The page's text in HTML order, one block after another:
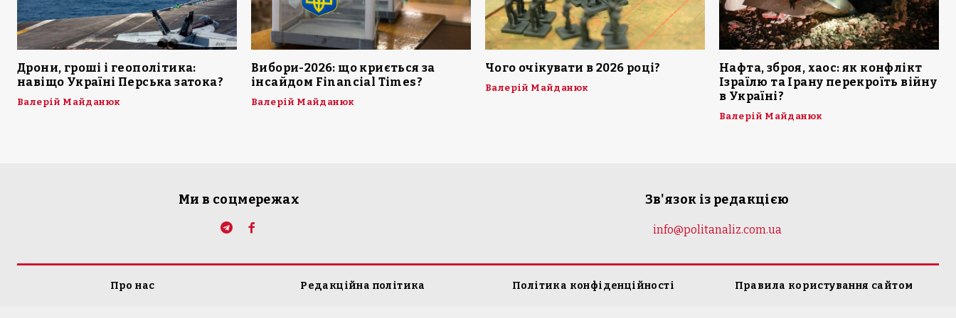
Дрони, гроші і геополітика:
навіщо Україні Перська затока?
Валерій Майданюк
Вибори-2026: що криється за
інсайдом Financial Times?
Валерій Майданюк
Чого очікувати в 2026 році?
Валерій Майданюк
Нафта, зброя, хаос: як конфлікт
Ізраїлю та Ірану перекроїть війну
в Україні?
Валерій Майданюк
Ми в соцмережах Зв'язок із редакцією
info@politanaliz.com.ua
Про нас Редакційна політика Політика конфіденційності Правила користування сайтом